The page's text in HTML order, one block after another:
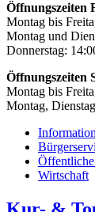
Öffnungszeiten
Montag bis
Montag und
Donnerstag:
Öffnungszeiten
Montag bis
Montag,
Wirtschaft